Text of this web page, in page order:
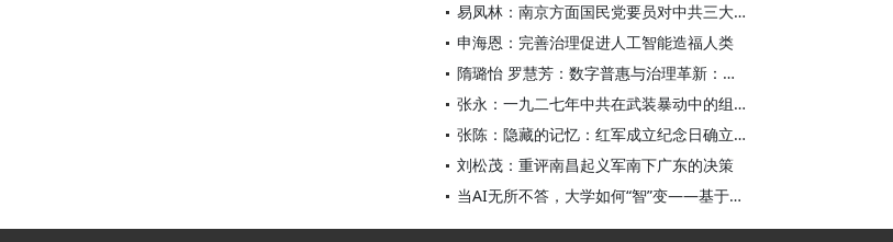
易凤林：南京方面国民党要员对中共三大起义的反应
申海恩：完善治理促进人工智能造福人类
隋璐怡 罗慧芳：数字普惠与治理革新：中国人工智能赋能全球南方发展
张永：一九二七年中共在武装暴动中的组织转型
张陈：隐藏的记忆：红军成立纪念日确立前中共对南昌起义的纪念
刘松茂：重评南昌起义军南下广东的决策
当AI无所不答，大学如何“智”变——基于全国400余所高校本科生AI使用情况的调查与思考